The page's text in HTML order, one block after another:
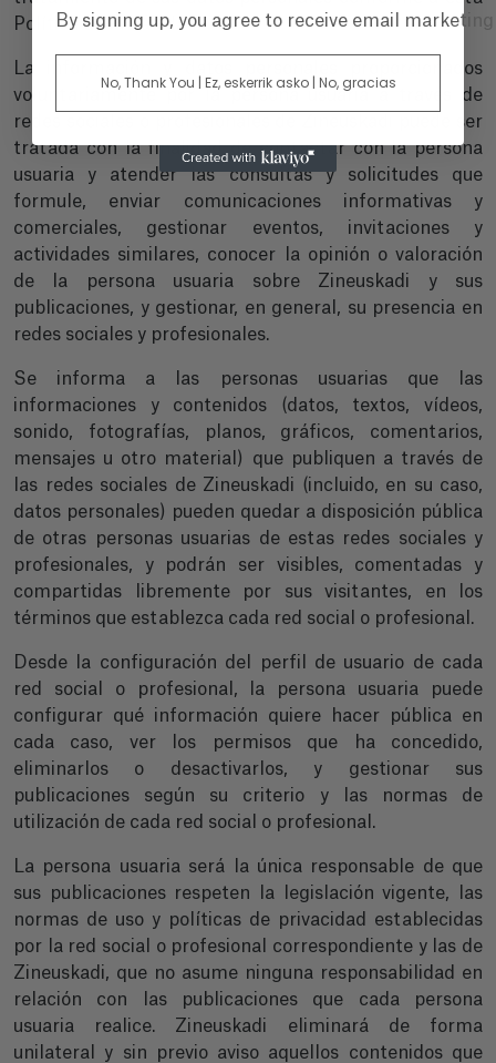
Política de Privacidad.
La información y datos personales proporcionados
voluntariamente por la persona usuaria a través de
redes sociales o profesionales de Zineuskadi puede ser
tratada con la finalidad de contactar con la persona
usuaria y atender las consultas y solicitudes que
formule, enviar comunicaciones informativas y
comerciales, gestionar eventos, invitaciones y
actividades similares, conocer la opinión o valoración
de la persona usuaria sobre Zineuskadi y sus
publicaciones, y gestionar, en general, su presencia en
redes sociales y profesionales.
Se informa a las personas usuarias que las
informaciones y contenidos (datos, textos, vídeos,
sonido, fotografías, planos, gráficos, comentarios,
mensajes u otro material) que publiquen a través de
las redes sociales de Zineuskadi (incluido, en su caso,
datos personales) pueden quedar a disposición pública
de otras personas usuarias de estas redes sociales y
profesionales, y podrán ser visibles, comentadas y
compartidas libremente por sus visitantes, en los
términos que establezca cada red social o profesional.
Desde la configuración del perfil de usuario de cada
red social o profesional, la persona usuaria puede
configurar qué información quiere hacer pública en
cada caso, ver los permisos que ha concedido,
eliminarlos o desactivarlos, y gestionar sus
publicaciones según su criterio y las normas de
utilización de cada red social o profesional.
La persona usuaria será la única responsable de que
sus publicaciones respeten la legislación vigente, las
normas de uso y políticas de privacidad establecidas
por la red social o profesional correspondiente y las de
Zineuskadi, que no asume ninguna responsabilidad en
relación con las publicaciones que cada persona
usuaria realice. Zineuskadi eliminará de forma
unilateral y sin previo aviso aquellos contenidos que
By signing up, you agree to receive email
No, Thank You | Ez, eskerrik asko | No, gracias